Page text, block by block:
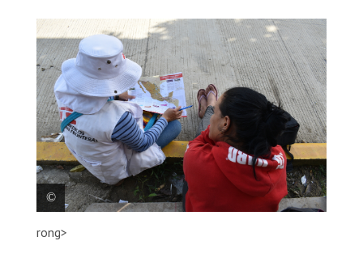
rong>